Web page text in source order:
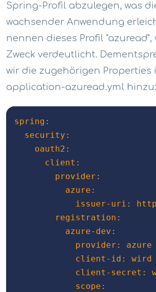
Spring-Profil abzulegen, was
wachsender Anwendung
nennen dieses Profil "azuread",
Zweck verdeutlicht.
wir die zugehörigen Properties
application-azuread.yml hinzu:
spring:
  security:
    oauth2:
      client:
        provider:
          azure:
issuer-uri:
        registration:
          azure-dev:
            provider: azure
client-id:
client-secret:
            scope: